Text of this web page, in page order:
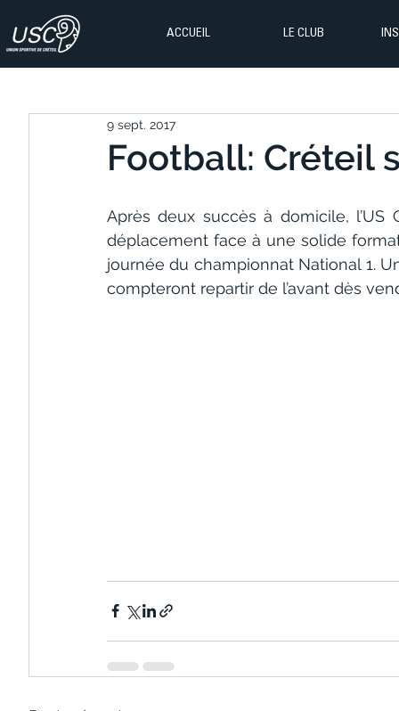
ACCUEIL LE CLUB
Football: Créteil
9 sept. 2017
Après deux succès à domicile,
déplacement face à une solide
journée du championnat National 1.
compteront repartir de l’avant dès